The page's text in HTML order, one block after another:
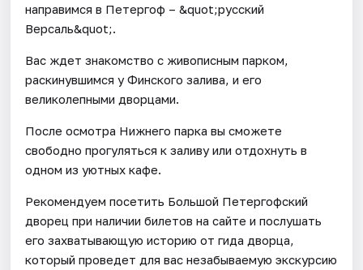
направимся в Петергоф – &quot;русский
Версаль&quot;.
Вас ждет знакомство с живописным парком,
раскинувшимся у Финского залива, и его
великолепными дворцами.
После осмотра Нижнего парка вы сможете
свободно прогуляться к заливу или отдохнуть в
одном из уютных кафе.
Рекомендуем посетить Большой Петергофский
дворец при наличии билетов на сайте и послушать
его захватывающую историю от гида дворца,
который проведет для вас незабываемую экскурсию